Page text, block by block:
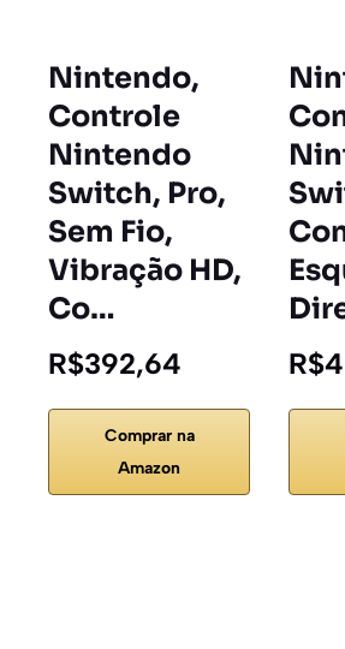
Nintendo,
Controle
Nintendo
Switch, Pro,
Sem Fio,
Vibração HD,
Co…
R$392,64
Comprar na
Amazon